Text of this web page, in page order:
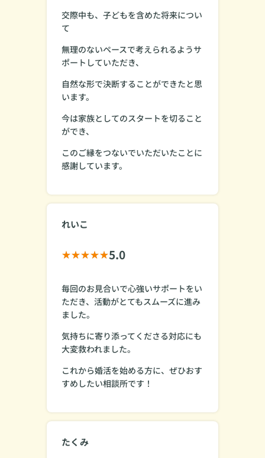
交際中も、子どもを含めた将来につい
て
無理のないペースで考えられるようサ
ポートしていただき、
自然な形で決断することができたと思
います。
今は家族としてのスタートを切ること
ができ、
このご縁をつないでいただいたことに
感謝しています。
れいこ
5.0
毎回のお見合いで心強いサポートをい
ただき、活動がとてもスムーズに進み
ました。
気持ちに寄り添ってくださる対応にも
大変救われました。
これから婚活を始める方に、ぜひおす
すめしたい相談所です！
たくみ